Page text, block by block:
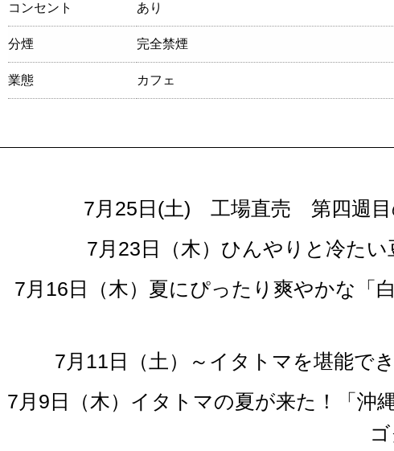
コンセント あり
分煙 完全禁煙
業態 カフェ
7月25日(土) 工場直売 第四週目
7月23日（木）ひんやりと冷た
7月16日（木）夏にぴったり爽やかな「
7月11日（土）～イタトマを堪能で
7月9日（木）イタトマの夏が来た！「